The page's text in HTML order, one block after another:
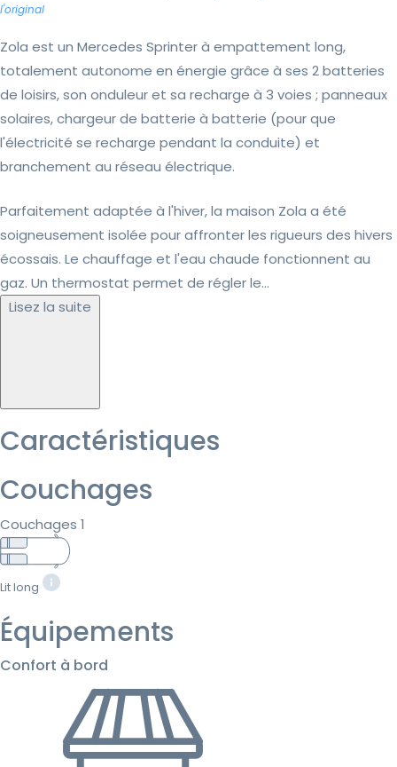
l'original
Zola est un Mercedes Sprinter à empattement long,
totalement autonome en énergie grâce à ses 2 batteries
de loisirs, son onduleur et sa recharge à 3 voies ; panneaux
solaires, chargeur de batterie à batterie (pour que
l'électricité se recharge pendant la conduite) et
branchement au réseau électrique.
Parfaitement adaptée à l'hiver, la maison Zola a été
soigneusement isolée pour affronter les rigueurs des hivers
écossais. Le chauffage et l'eau chaude fonctionnent au
gaz. Un thermostat permet de régler le...
Lisez la suite
Caractéristiques
Couchages
Couchages 1
Lit long
Équipements
Confort à bord